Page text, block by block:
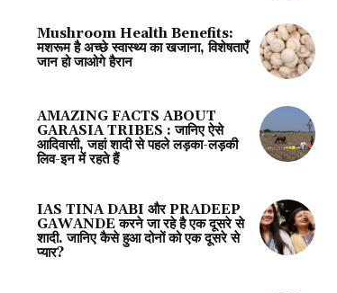
Mushroom Health Benefits:
मशरूम है अच्छे स्वास्थ्य का खजाना, विशेषताएँ
जान हो जाओगे हैरान
AMAZING FACTS ABOUT
GARASIA TRIBES : जानिए ऐसे
आदिवासी, जहां शादी से पहले लड़का-लड़की
लिव-इन में रहते हैं
IAS TINA DABI और PRADEEP
GAWANDE करने जा रहे है एक दूसरे से
शादी. जानिए कैसे हुआ दोनों को एक दूसरे से
प्यार?